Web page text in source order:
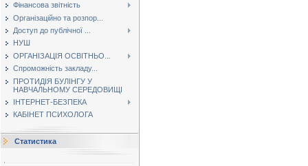
Фінансова звітність
Організаційно та розпор...
Доступ до публічної ...
НУШ
ОРГАНІЗАЦІЯ ОСВІТНЬО...
Спроможність закладу...
ПРОТИДІЯ БУЛІНГУ У
НАВЧАЛЬНОМУ СЕРЕДОВИЩІ
ІНТЕРНЕТ-БЕЗПЕКА
КАБІНЕТ ПСИХОЛОГА
Статистика